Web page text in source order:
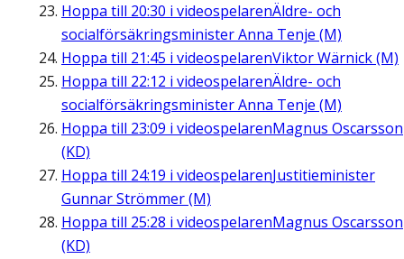
Hoppa till 20:30 i videospelarenÄldre- och
socialförsäkringsminister Anna Tenje (M)
Hoppa till 21:45 i videospelarenViktor Wärnick (M)
Hoppa till 22:12 i videospelarenÄldre- och
socialförsäkringsminister Anna Tenje (M)
Hoppa till 23:09 i videospelarenMagnus Oscarsson
(KD)
Hoppa till 24:19 i videospelarenJustitieminister
Gunnar Strömmer (M)
Hoppa till 25:28 i videospelarenMagnus Oscarsson
(KD)